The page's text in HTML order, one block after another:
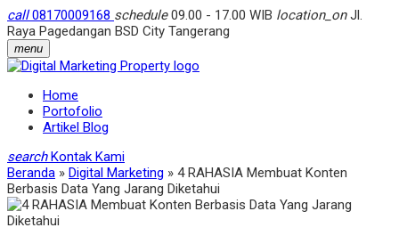
call08170009168 schedule09.00 - 17.00 WIB location_onJl.
Raya Pagedangan BSD City Tangerang
menu
Home
Portofolio
Artikel Blog
search Kontak Kami
Beranda » Digital Marketing » 4 RAHASIA Membuat Konten
Berbasis Data Yang Jarang Diketahui